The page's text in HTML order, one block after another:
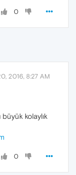
0
2016, 8:27 AM
büyük kolaylık
0